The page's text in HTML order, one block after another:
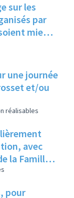
sur les
par
mieux
une journée
et/ou
réalisables
avec
la Famille
pour